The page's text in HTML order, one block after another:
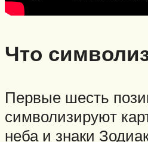
Что
Первые шесть
символизируют
неба и знаки